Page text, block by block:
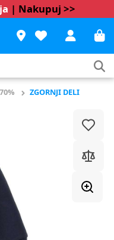
| Nakupuj >>
ZGORNJI DELI